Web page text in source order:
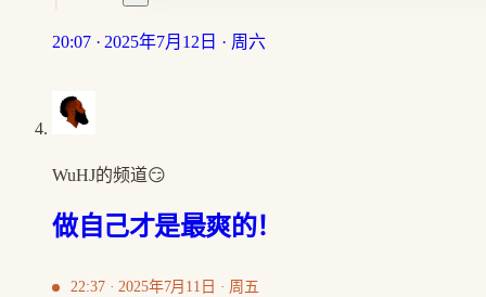
20:07 · 2025年7月12日 · 周六
WuHJ的频道😏
做自己才是最爽的！
22:37 · 2025年7月11日 · 周五